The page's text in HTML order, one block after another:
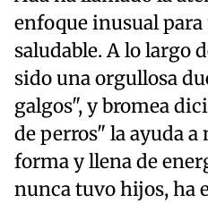
enfoque inusual
saludable. A lo largo
sido una orgullosa
galgos", y bromea
de perros" la ayuda a
forma y llena de
nunca tuvo hijos, ha